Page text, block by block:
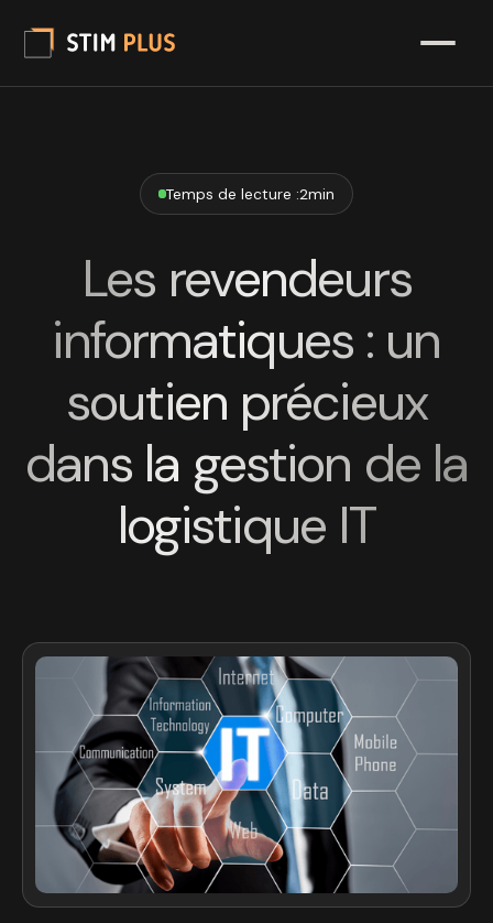
Temps de lecture :2min
Les revendeurs
informatiques : un
soutien précieux
dans la gestion de la
logistique IT